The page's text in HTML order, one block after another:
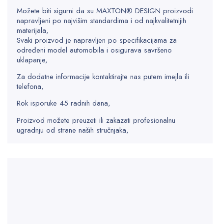
Možete biti sigurni da su MAXTON® DESIGN proizvodi
napravljeni po najvišim standardima i od najkvalitetnijih
materijala,
Svaki proizvod je napravljen po specifikacijama za
određeni model automobila i osigurava savršeno
uklapanje,
Za dodatne informacije kontaktirajte nas putem imejla ili
telefona,
Rok isporuke 45 radnih dana,
Proizvod možete preuzeti ili zakazati profesionalnu
ugradnju od strane naših stručnjaka,